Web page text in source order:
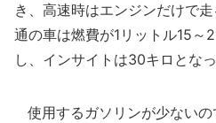
き、高速時はエンジンだけで
通の車は燃費が1リットル15～
し、インサイトは30キロとなっ
使用するガソリンが少ない